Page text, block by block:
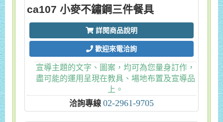
ca107 小麥不鏽鋼三件餐具
詳閱商品說明
歡迎來電洽詢
宣導主題的文字、圖案，均可為您量身訂作，
盡可能的運用呈現在教具、場地布置及宣導品
上。
洽詢專線 02-2961-9705